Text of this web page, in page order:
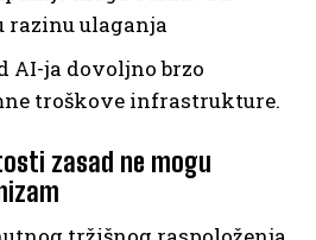
razinu ulaganja
AI-ja dovoljno brzo
troškove infrastrukture.
zasad ne mogu